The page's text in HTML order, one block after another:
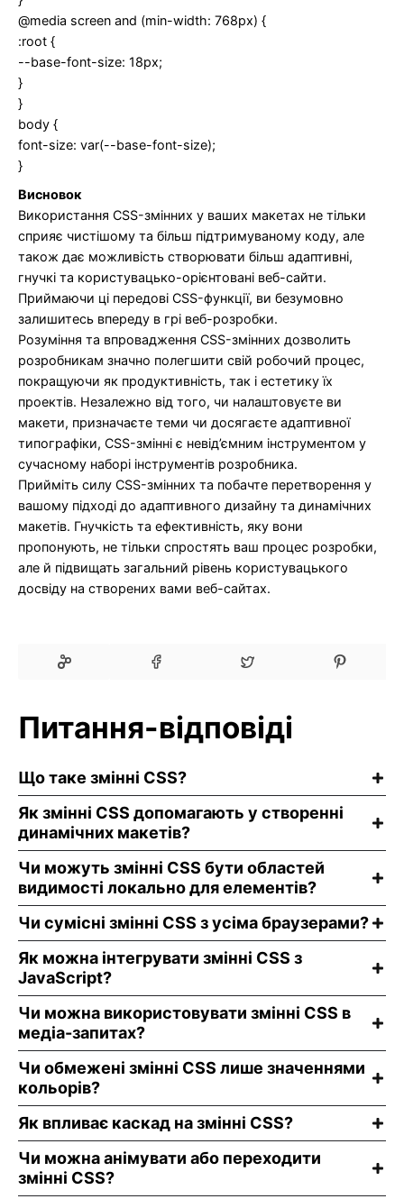
@media screen and (min-width: 768px) {
:root {
--base-font-size: 18px;
}
}
body {
font-size: var(--base-font-size);
}
Висновок
Використання CSS-змінних у ваших макетах не тільки
сприяє чистішому та більш підтримуваному коду, але
також дає можливість створювати більш адаптивні,
гнучкі та користувацько-орієнтовані веб-сайти.
Приймаючи ці передові CSS-функції, ви безумовно
залишитесь впереду в грі веб-розробки.
Розуміння та впровадження CSS-змінних дозволить
розробникам значно полегшити свій робочий процес,
покращуючи як продуктивність, так і естетику їх
проектів. Незалежно від того, чи налаштовуєте ви
макети, призначаєте теми чи досягаєте адаптивної
типографіки, CSS-змінні є невід’ємним інструментом у
сучасному наборі інструментів розробника.
Прийміть силу CSS-змінних та побачте перетворення у
вашому підході до адаптивного дизайну та динамічних
макетів. Гнучкість та ефективність, яку вони
пропонують, не тільки спростять ваш процес розробки,
але й підвищать загальний рівень користувацького
досвіду на створених вами веб-сайтах.
Питання-відповіді
Що таке змінні CSS?
Як змінні CSS допомагають у створенні
динамічних макетів?
Чи можуть змінні CSS бути областей
видимості локально для елементів?
Чи сумісні змінні CSS з усіма браузерами?
Як можна інтегрувати змінні CSS з
JavaScript?
Чи можна використовувати змінні CSS в
медіа-запитах?
Чи обмежені змінні CSS лише значеннями
кольорів?
Як впливає каскад на змінні CSS?
Чи можна анімувати або переходити
змінні CSS?